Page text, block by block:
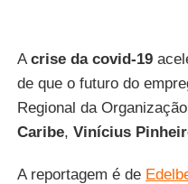
Acrise da covid-19
de que o futuro do
Regional da
Caribe, Vinícius
A reportagem é de